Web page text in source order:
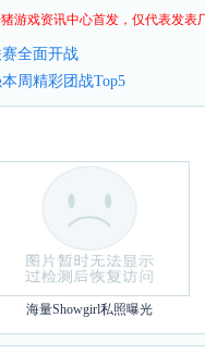
游戏资讯中心首发，仅代表发表
全面开战
周精彩团战Top5
海量Showgirl私照曝光